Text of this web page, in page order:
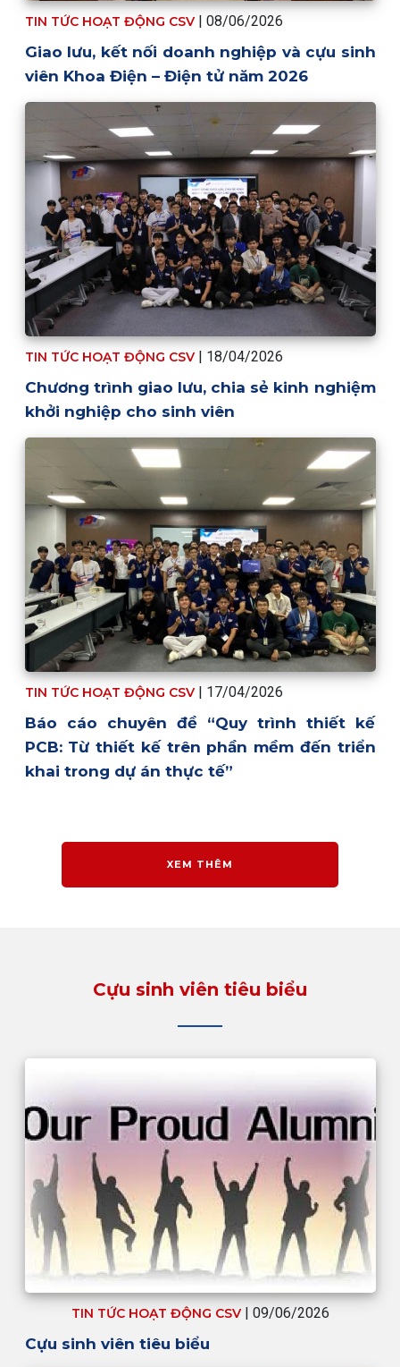
TIN TỨC HOẠT ĐỘNG CSV | 08/06/2026
Giao lưu, kết nối doanh nghiệp và cựu sinh
viên Khoa Điện – Điện tử năm 2026
TIN TỨC HOẠT ĐỘNG CSV | 18/04/2026
Chương trình giao lưu, chia sẻ kinh nghiệm
khởi nghiệp cho sinh viên
TIN TỨC HOẠT ĐỘNG CSV | 17/04/2026
Báo cáo chuyên đề “Quy trình thiết kế
PCB: Từ thiết kế trên phần mềm đến triển
khai trong dự án thực tế”
XEM THÊM
Cựu sinh viên tiêu biểu
TIN TỨC HOẠT ĐỘNG CSV | 09/06/2026
Cựu sinh viên tiêu biểu